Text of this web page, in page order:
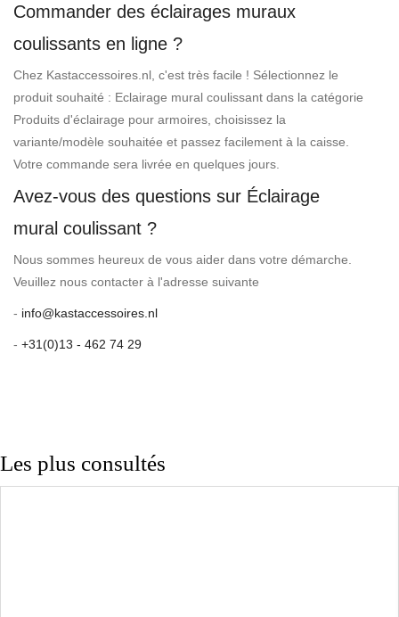
Commander des éclairages muraux
coulissants en ligne ?
Chez Kastaccessoires.nl, c'est très facile ! Sélectionnez le
produit souhaité : Eclairage mural coulissant dans la catégorie
Produits d'éclairage pour armoires, choisissez la
variante/modèle souhaitée et passez facilement à la caisse.
Votre commande sera livrée en quelques jours.
Avez-vous des questions sur Éclairage
mural coulissant ?
Nous sommes heureux de vous aider dans votre démarche.
Veuillez nous contacter à l'adresse suivante
- info@kastaccessoires.nl
- +31(0)13 - 462 74 29
Les plus consultés